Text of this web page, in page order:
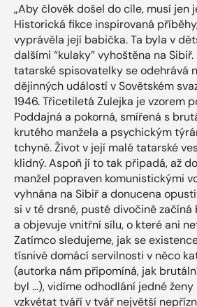
„Aby člověk došel do cíle, musí jen
Historická fikce inspirovaná
vyprávěla její babička. Ta byla v
dalšími “kulaky” vyhoštěna na
tatarské spisovatelky se odehrává
dějinných událostí v Sovětském
1946. Třicetiletá Zulejka je vzorem
Poddajná a pokorná, smířená s
krutého manžela a psychickým
tchyně. Život v její malé tatarské
klidný. Aspoň jí to tak připadá, až
manžel popraven komunistickými
vyhnána na Sibiř a donucena
si v té drsné, pusté divočině
a objevuje vnitřní sílu, o které ani
Zatímco sledujeme, jak se
tísnivé domácí servilnosti v něco
(autorka nám připomíná, jak
byl …), vidíme odhodlání jedné
vzkvétat tváří v tvář největší